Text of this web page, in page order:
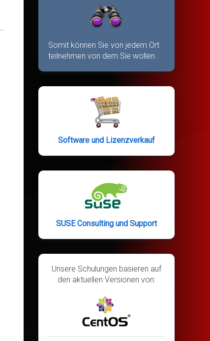
Somit können Sie von jedem Ort
teilnehmen von dem Sie wollen.
Software und Lizenzverkauf
SUSE Consulting und Support
Unsere Schulungen basieren auf
den aktuellen Versionen von: